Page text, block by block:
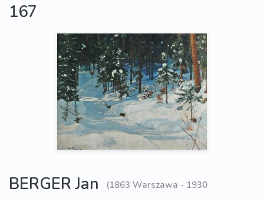
167
BERGER Jan
(1863 Warszawa - 1930